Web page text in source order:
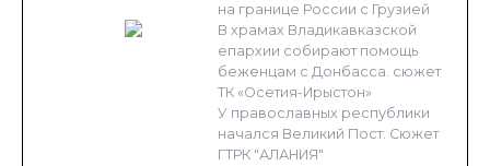
на границе России с Грузией
В храмах Владикавказской
епархии собирают помощь
беженцам с Донбасса. сюжет
ТК «Осетия-Ирыстон»
У православных республики
начался Великий Пост. Сюжет
ГТРК "АЛАНИЯ"